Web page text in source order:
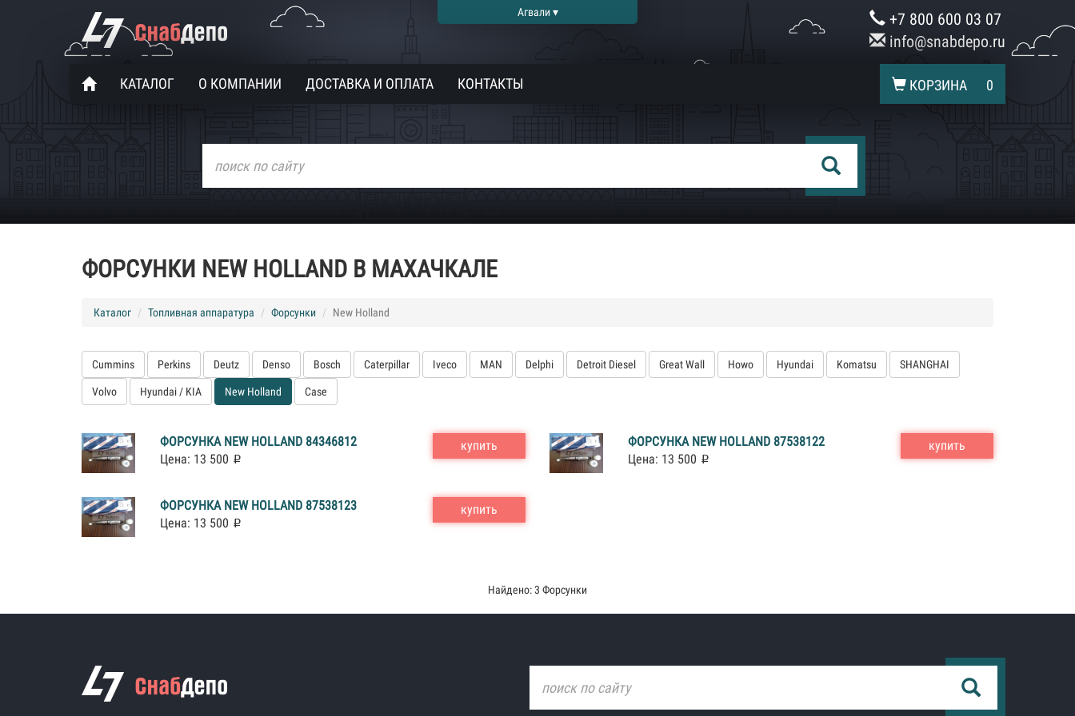
Агвали ▾
+7 800 600 03 07
info@snabdepo.ru
КАТАЛОГ О КОМПАНИИ ДОСТАВКА И ОПЛАТА КОНТАКТЫ КОРЗИНА 0
ФОРСУНКИ NEW HOLLAND В МАХАЧКАЛЕ
Каталог Топливная аппаратура Форсунки New Holland
Cummins Perkins Deutz Denso Bosch Caterpillar Iveco MAN Delphi Detroit Diesel Great Wall Howo Hyundai Komatsu SHANGHAI
Volvo Hyundai / KIA New Holland Case
ФОРСУНКА NEW HOLLAND 84346812
Цена: 13 500
купить
ФОРСУНКА NEW HOLLAND 87538122
Цена: 13 500
купить
ФОРСУНКА NEW HOLLAND 87538123
Цена: 13 500
купить
Найдено: 3 Форсунки